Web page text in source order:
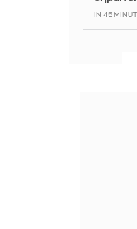
IN 45
άνοδος